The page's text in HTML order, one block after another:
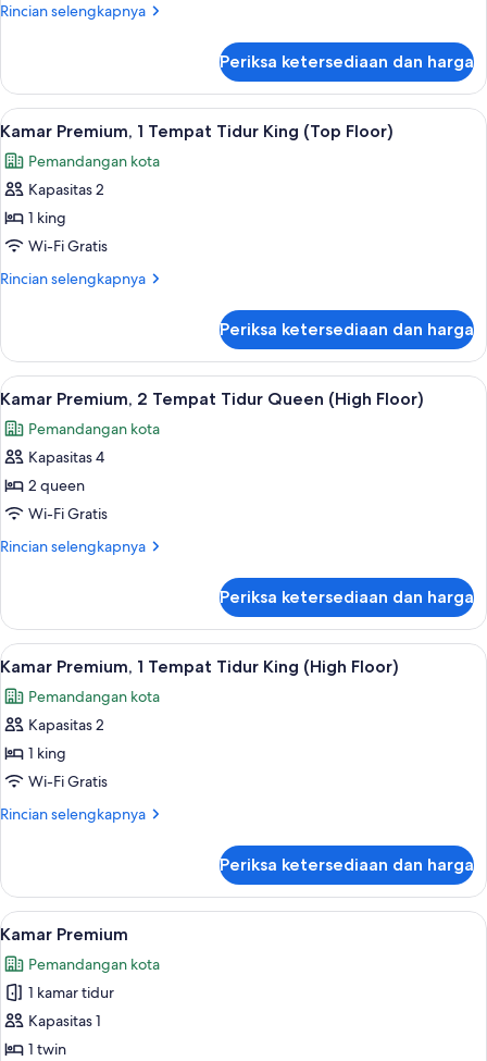
Queen
(Low
Floor)
Rincian selengkapnya
Rincian
Kamar
Standar,
2
Tidur
Queen
Floor)
Periksa ketersediaan dan harga
Lihat
semua
foto
untuk
Kamar
Premium,
1
King
(Top
Floor)
Selimut bulu angsa, brankas, meja
6
Kamar Premium, 1 Tempat Tidur King (Top Floor)
Pemandangan kota
Kapasitas 2
1 king
Wi-Fi Gratis
Rincian selengkapnya
Rincian
Kamar
Premium,
1
Tidur
King
Floor)
Periksa ketersediaan dan harga
Lihat
semua
foto
untuk
Kamar
Premium,
2
Queen
(High
Floor)
6
Kamar Premium, 2 Tempat Tidur Queen (High Floor)
Pemandangan kota
Kapasitas 4
2 queen
Wi-Fi Gratis
Rincian selengkapnya
Rincian
Kamar
Premium,
2
Tidur
Queen
Floor)
Periksa ketersediaan dan harga
Lihat
semua
foto
untuk
Kamar
Premium,
1
King
(High
Floor)
Selimut bulu angsa, brankas, meja
7
Kamar Premium, 1 Tempat Tidur King (High Floor)
Pemandangan kota
Kapasitas 2
1 king
Wi-Fi Gratis
Rincian selengkapnya
Rincian
Kamar
Premium,
1
Tidur
King
(High
Floor)
Periksa ketersediaan dan harga
Lihat
semua
foto
untuk
Kamar
Premium
8
Kamar Premium
Pemandangan kota
1 kamar tidur
Kapasitas 1
1 twin